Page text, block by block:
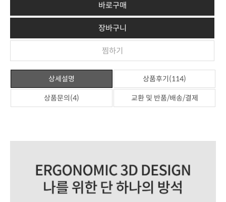
바로구매
장바구니
찜하기
상세설명 상품후기(114)
상품문의(4) 교환 및 반품/배송/결제